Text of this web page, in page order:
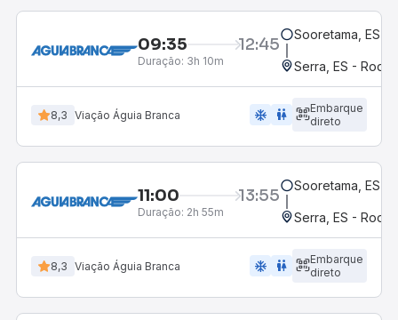
09:35 12:45
Duração: 3h 10m
Sooretama, ES
Serra, ES -
8,3 Viação Águia Branca ac_unit wc
Embarque
direto
11:00 13:55
Duração: 2h 55m
Sooretama, ES
Serra, ES -
8,3 Viação Águia Branca ac_unit wc
Embarque
direto